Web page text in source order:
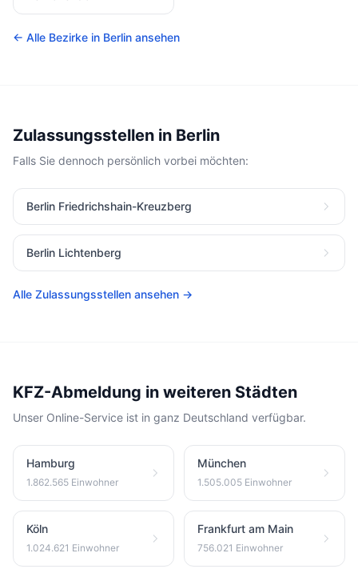
← Alle Bezirke in Berlin ansehen
Zulassungsstellen in Berlin
Falls Sie dennoch persönlich vorbei möchten:
Berlin Friedrichshain-Kreuzberg
Berlin Lichtenberg
Alle Zulassungsstellen ansehen →
KFZ-Abmeldung in weiteren Städten
Unser Online-Service ist in ganz Deutschland verfügbar.
Hamburg
1.862.565 Einwohner
München
1.505.005 Einwohner
Köln
1.024.621 Einwohner
Frankfurt am Main
756.021 Einwohner